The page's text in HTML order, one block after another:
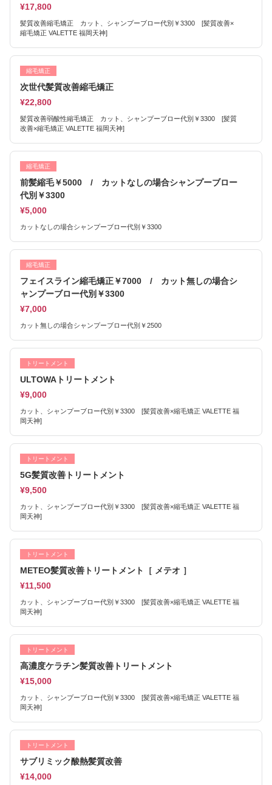
¥17,800
髪質改善縮毛矯正 カット、シャンプーブロー代別￥3300 [髪質改善×
縮毛矯正 VALETTE 福岡天神]
縮毛矯正
次世代髪質改善縮毛矯正
¥22,800
髪質改善弱酸性縮毛矯正 カット、シャンプーブロー代別￥3300 [髪質
改善×縮毛矯正 VALETTE 福岡天神]
縮毛矯正
前髪縮毛￥5000 / カットなしの場合シャンプーブロー
代別￥3300
¥5,000
カットなしの場合シャンプーブロー代別￥3300
縮毛矯正
フェイスライン縮毛矯正￥7000 / カット無しの場合シ
ャンプーブロー代別￥3300
¥7,000
カット無しの場合シャンプーブロー代別￥2500
トリートメント
ULTOWAトリートメント
¥9,000
カット、シャンプーブロー代別￥3300 [髪質改善×縮毛矯正 VALETTE 福
岡天神]
トリートメント
5G髪質改善トリートメント
¥9,500
カット、シャンプーブロー代別￥3300 [髪質改善×縮毛矯正 VALETTE 福
岡天神]
トリートメント
METEO髪質改善トリートメント［ メテオ ］
¥11,500
カット、シャンプーブロー代別￥3300 [髪質改善×縮毛矯正 VALETTE 福
岡天神]
トリートメント
高濃度ケラチン髪質改善トリートメント
¥15,000
カット、シャンプーブロー代別￥3300 [髪質改善×縮毛矯正 VALETTE 福
岡天神]
トリートメント
サブリミック酸熱髪質改善
¥14,000